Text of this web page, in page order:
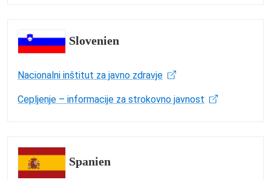
Slovenien
Nacionalni inštitut za javno zdravje
Cepljenje – informacije za strokovno javnost
Spanien